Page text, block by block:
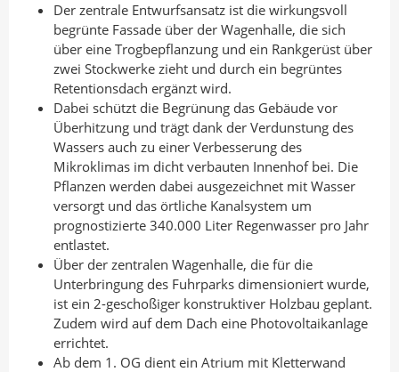
Der zentrale Entwurfsansatz ist die wirkungsvoll
begrünte Fassade über der Wagenhalle, die sich
über eine Trogbepflanzung und ein Rankgerüst über
zwei Stockwerke zieht und durch ein begrüntes
Retentionsdach ergänzt wird.
Dabei schützt die Begrünung das Gebäude vor
Überhitzung und trägt dank der Verdunstung des
Wassers auch zu einer Verbesserung des
Mikroklimas im dicht verbauten Innenhof bei. Die
Pflanzen werden dabei ausgezeichnet mit Wasser
versorgt und das örtliche Kanalsystem um
prognostizierte 340.000 Liter Regenwasser pro Jahr
entlastet.
Über der zentralen Wagenhalle, die für die
Unterbringung des Fuhrparks dimensioniert wurde,
ist ein 2-geschoßiger konstruktiver Holzbau geplant.
Zudem wird auf dem Dach eine Photovoltaikanlage
errichtet.
Ab dem 1. OG dient ein Atrium mit Kletterwand